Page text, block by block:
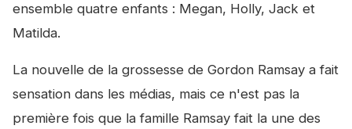
ensemble quatre enfants : Megan, Holly, Jack et
Matilda.
La nouvelle de la grossesse de Gordon Ramsay a fait
sensation dans les médias, mais ce n'est pas la
première fois que la famille Ramsay fait la une des